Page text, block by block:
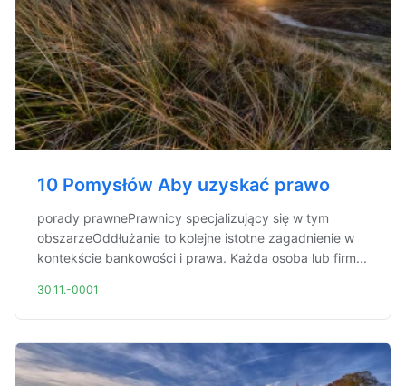
10 Pomysłów Aby uzyskać prawo
porady prawnePrawnicy specjalizujący się w tym
obszarzeOddłużanie to kolejne istotne zagadnienie w
kontekście bankowości i prawa. Każda osoba lub firm...
30.11.-0001